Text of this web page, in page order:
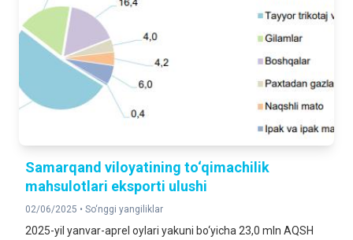
Samarqand viloyatining to‘qimachilik
mahsulotlari eksporti ulushi
02/06/2025 • So‘nggi yangiliklar
2025-yil yanvar-aprel oylari yakuni bo‘yicha 23,0 mln AQSH